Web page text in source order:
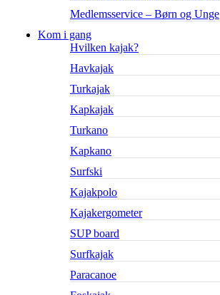
Medlemsservice – Børn og Unge
Kom i gang
Hvilken kajak?
Havkajak
Turkajak
Kapkajak
Turkano
Kapkano
Surfski
Kajakpolo
Kajakergometer
SUP board
Surfkajak
Paracanoe